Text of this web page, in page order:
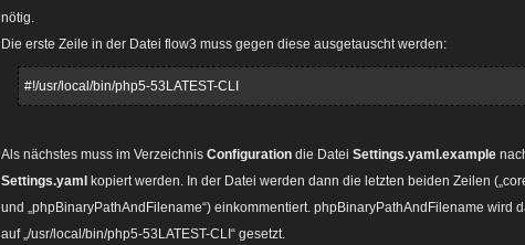
nötig.
Die erste Zeile in der Datei flow3 muss gegen diese ausgetauscht werden:
#!/usr/local/bin/php5-53LATEST-CLI
Als nächstes muss im Verzeichnis Configuration die Datei Settings.yaml.example
Settings.yaml kopiert werden. In der Datei werden dann die letzten beiden Zeilen
und „phpBinaryPathAndFilename“) einkommentiert. phpBinaryPathAndFilename wird
auf „/usr/local/bin/php5-53LATEST-CLI“ gesetzt.